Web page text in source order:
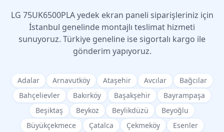
LG 75UK6500PLAyedek ekran paneli siparişleriniz için
İstanbul genelinde montajlı teslimat hizmeti
sunuyoruz. Türkiye geneline ise sigortalı kargo ile
gönderim yapıyoruz.
Adalar Arnavutköy Ataşehir Avcılar
Bağcılar
Bahçelievler
Bakırköy Başakşehir
Bayrampaşa
Beşiktaş
Beykoz Beylikdüzü
Beyoğlu
Büyükçekmece
Çatalca Çekmeköy
Esenler